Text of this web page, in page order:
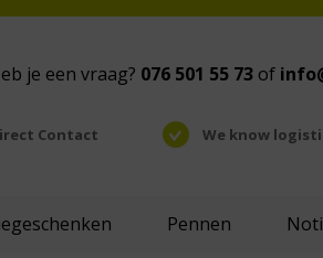
je een vraag? 076 501 55 73of
Contact We know
Pennen